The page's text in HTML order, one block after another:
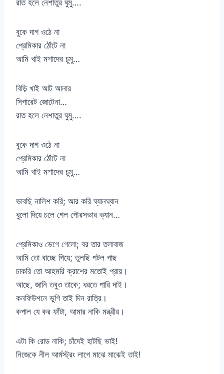
রাত হলে নেশাতুর ঘুমু….
বুকে দাগ ওঠে না
প্রেমিকার ঠোঁটে না
আমি খাই মশাদের চুমু…
বিড়ি খাই আট আনার
সিগারেট জোটেনা…
রাত হলে নেশাতুর ঘুমু….
বুকে দাগ ওঠে না
প্রেমিকার ঠোঁটে না
আমি খাই মশাদের চুমু…
ভাবছি নালিশ করি; আর করি ঘ্যানঘ্যান
ধুলো দিয়ে চলে গেল পৌরসভার ভ্যান…
প্রেমিকাও ভেগে গেলো; বর তার তলাবাজ
আমি তো বাচ্ছে গিয়ে; তুলছি পটল গাছ
চাকরি তো আহমরি ক্রাশের মতোই প্রায়।
আছে, জানি তবুও তাকে; ধরতে পারি দাই।
কনফিউশনে ভুগি তাই দিন রাত্রি।
কপাল যে কর ফাঁটা, আমার নাকি মন্ত্রীর।
এটা কি রোড নাকি; চাঁদেই হাটছি ভাই!
নিজেকে নীল আর্মস্ট্রং লাগে মাঝে মাঝেই তাই!